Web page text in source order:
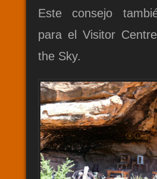
Este consejo
para el Visitor
the Sky.